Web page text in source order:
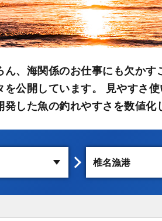
、海関係のお仕事にも欠か
公開しています。 見やすさ
した魚の釣れやすさを数値化